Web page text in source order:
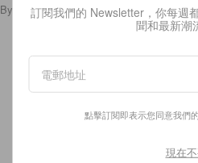
By Rachel Sy/2019年5月2日
訂閱我們的 Newsletter，你每週
聞和最新潮
點擊訂閱即表示您同意我們的
現在